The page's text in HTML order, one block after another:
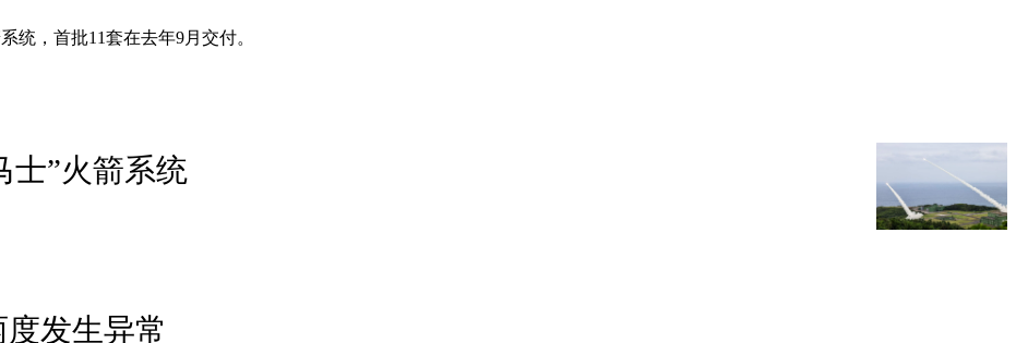
统，首批11套在去年9月交付。
士”火箭系统
发生异常